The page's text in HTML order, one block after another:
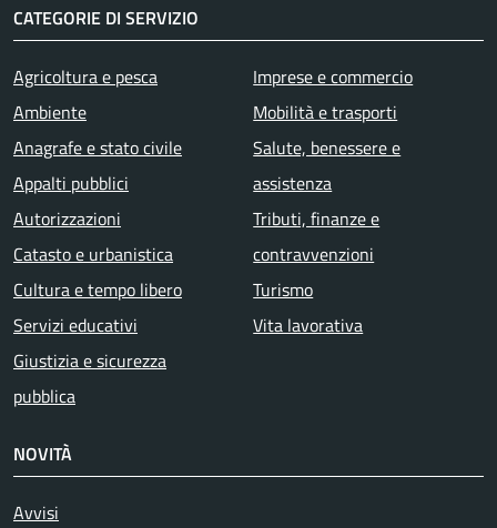
CATEGORIE DI SERVIZIO
Agricoltura e pesca
Ambiente
Anagrafe e stato civile
Appalti pubblici
Autorizzazioni
Catasto e urbanistica
Cultura e tempo libero
Servizi educativi
Giustizia e sicurezza
pubblica
Imprese e commercio
Mobilità e trasporti
Salute, benessere e
assistenza
Tributi, finanze e
contravvenzioni
Turismo
Vita lavorativa
NOVITÀ
Avvisi